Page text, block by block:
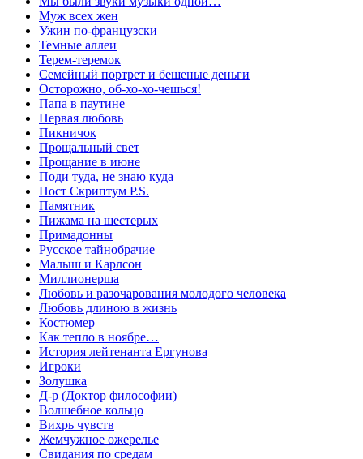
Муж всех жен
Ужин по-французски
Темные аллеи
Терем-теремок
Семейный портрет и бешеные деньги
Осторожно, об-хо-хо-чешься!
Папа в паутине
Первая любовь
Пикничок
Прощальный свет
Прощание в июне
Поди туда, не знаю куда
Пост Скриптум P.S.
Памятник
Пижама на шестерых
Примадонны
Русское тайнобрачие
Малыш и Карлсон
Миллионерша
Любовь и разочарования молодого человека
Любовь длиною в жизнь
Костюмер
Как тепло в ноябре…
История лейтенанта Ергунова
Игроки
Золушка
Д-р (Доктор философии)
Волшебное кольцо
Вихрь чувств
Жемчужное ожерелье
Свидания по средам